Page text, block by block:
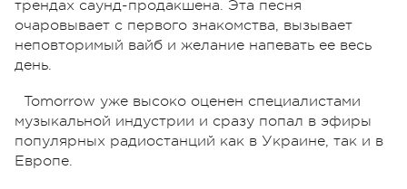
трендах саунд-продакшена. Эта песня
очаровывает с первого знакомства, вызывает
неповторимый вайб и желание напевать ее весь
день.
Tomorrow уже высоко оценен специалистами
музыкальной индустрии и сразу попал в эфиры
популярных радиостанций как в Украине, так и в
Европе.